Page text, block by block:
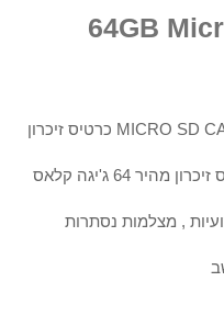
כרטיס זיכרון 64 ג'יגה MICRO SD CARD SANDISK כרטיס זיכרון
MICRO SD CARD SANDISK כרטיס זיכרון מהיר 64 ג'יגה קלאס
, מצלמות נסתרות